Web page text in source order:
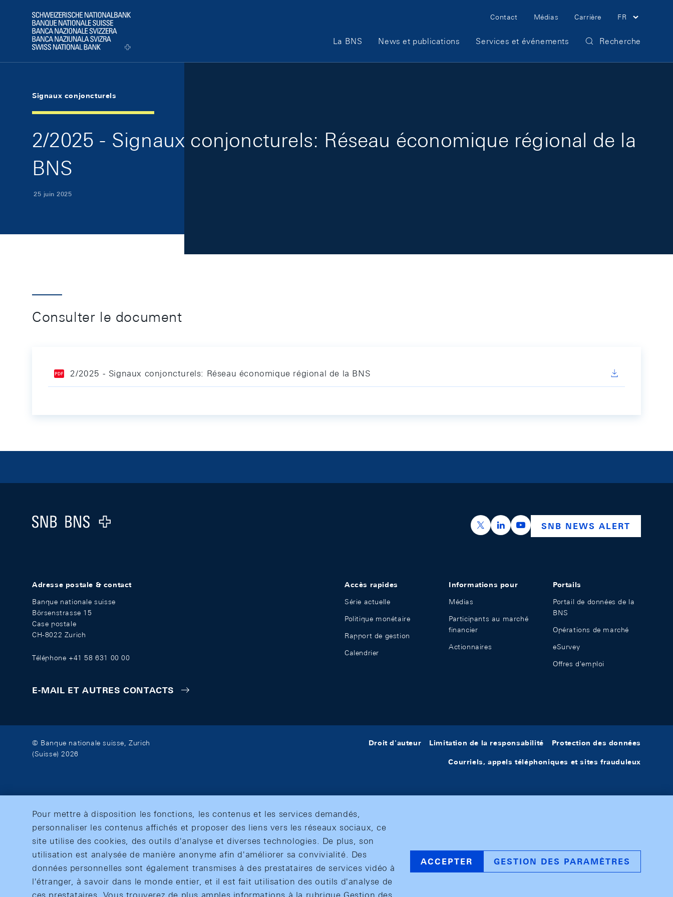
Logo
Meta Navigation
Contact Médias Carrière FR
Main Navigation
La BNS News et publications Services et événements Recherche
Signaux conjoncturels
2/2025 - Signaux conjoncturels: Réseau économique régional de la
BNS
25 juin 2025
Consulter le document
2/2025 - Signaux conjoncturels: Réseau économique régional de la BNS
Logo
https://x.com/snb_bns
https://ch.linkedin.com/company/swiss-
https://www.youtube.com/
SNB NEWS ALERT
Adresse postale & contact
Banque nationale suisse
Börsenstrasse 15
Case postale
CH-8022 Zurich
Téléphone +41 58 631 00 00
E-MAIL ET AUTRES CONTACTS
Accès rapides
Série actuelle
Politique monétaire
Rapport de gestion
Calendrier
Informations pour
Médias
Participants au marché
financier
Actionnaires
Portails
Portail de données de la
BNS
Opérations de marché
eSurvey
Offres d'emploi
© Banque nationale suisse, Zurich
(Suisse) 2026
Droit d'auteur Limitation de la responsabilité Protection des données
Courriels, appels téléphoniques et sites frauduleux
Pour mettre à disposition les fonctions, les contenus et les services demandés,
personnaliser les contenus affichés et proposer des liens vers les réseaux sociaux, ce
site utilise des cookies, des outils d'analyse et diverses technologies. De plus, son
utilisation est analysée de manière anonyme afin d'améliorer sa convivialité. Des
données personnelles sont également transmises à des prestataires de services vidéo à
l'étranger, à savoir dans le monde entier, et il est fait utilisation des outils d'analyse de
ACCEPTER GESTION DES PARAMÈTRES